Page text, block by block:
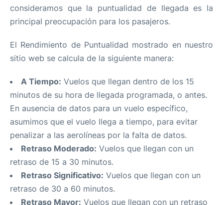
consideramos que la puntualidad de llegada es la
principal preocupación para los pasajeros.
El Rendimiento de Puntualidad mostrado en nuestro
sitio web se calcula de la siguiente manera:
A Tiempo: Vuelos que llegan dentro de los 15
minutos de su hora de llegada programada, o antes.
En ausencia de datos para un vuelo específico,
asumimos que el vuelo llega a tiempo, para evitar
penalizar a las aerolíneas por la falta de datos.
Retraso Moderado: Vuelos que llegan con un
retraso de 15 a 30 minutos.
Retraso Significativo: Vuelos que llegan con un
retraso de 30 a 60 minutos.
Retraso Mayor: Vuelos que llegan con un retraso